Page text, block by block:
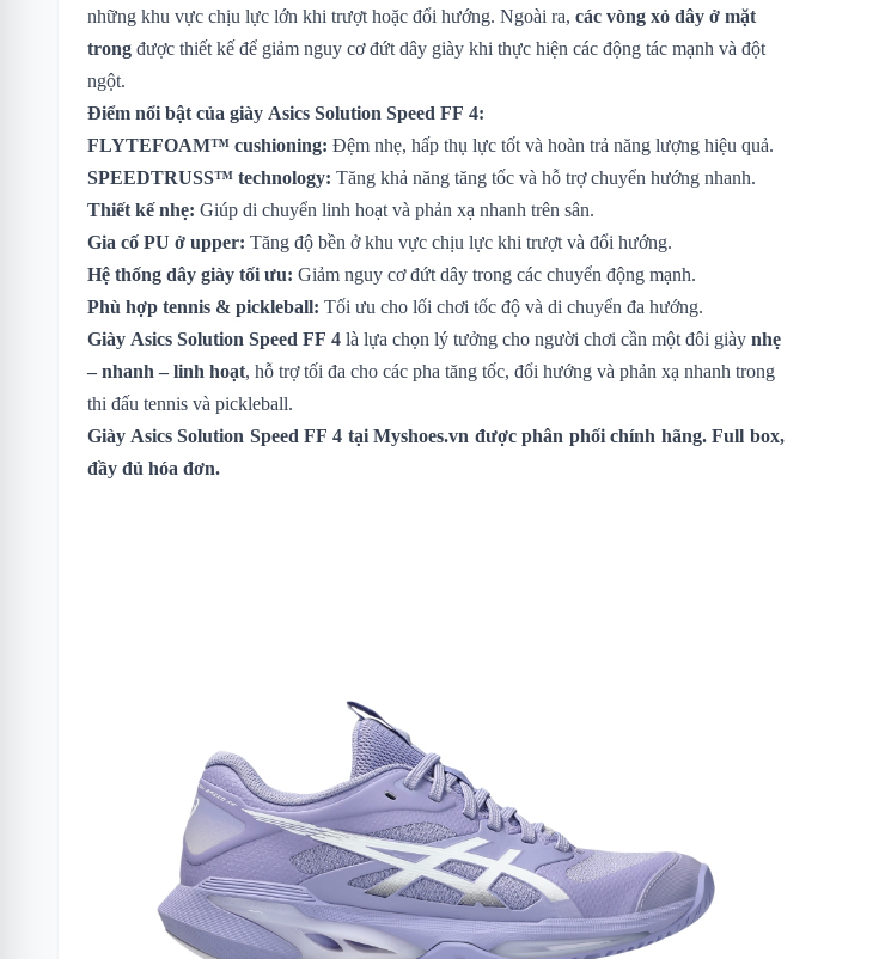
những khu vực chịu lực lớn khi trượt hoặc đổi hướng. Ngoài ra, các vòng xỏ dây ở mặt
trong được thiết kế để giảm nguy cơ đứt dây giày khi thực hiện các động tác mạnh và đột
ngột.
Điểm nổi bật của giày Asics Solution Speed FF 4:
FLYTEFOAM™ cushioning: Đệm nhẹ, hấp thụ lực tốt và hoàn trả năng lượng hiệu quả.
SPEEDTRUSS™ technology: Tăng khả năng tăng tốc và hỗ trợ chuyển hướng nhanh.
Thiết kế nhẹ: Giúp di chuyển linh hoạt và phản xạ nhanh trên sân.
Gia cố PU ở upper: Tăng độ bền ở khu vực chịu lực khi trượt và đổi hướng.
Hệ thống dây giày tối ưu: Giảm nguy cơ đứt dây trong các chuyển động mạnh.
Phù hợp tennis & pickleball: Tối ưu cho lối chơi tốc độ và di chuyển đa hướng.
Giày Asics Solution Speed FF 4 là lựa chọn lý tưởng cho người chơi cần một đôi giày nhẹ
– nhanh – linh hoạt, hỗ trợ tối đa cho các pha tăng tốc, đổi hướng và phản xạ nhanh trong
thi đấu tennis và pickleball.
Giày Asics Solution Speed FF 4 tại Myshoes.vn được phân phối chính hãng. Full box,
đầy đủ hóa đơn.